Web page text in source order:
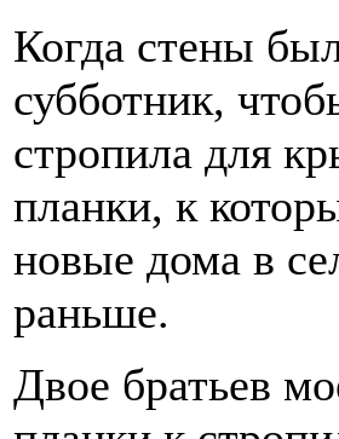
Когда стены
субботник,
стропила для
планки, к
новые дома в
раньше.
Двое братьев